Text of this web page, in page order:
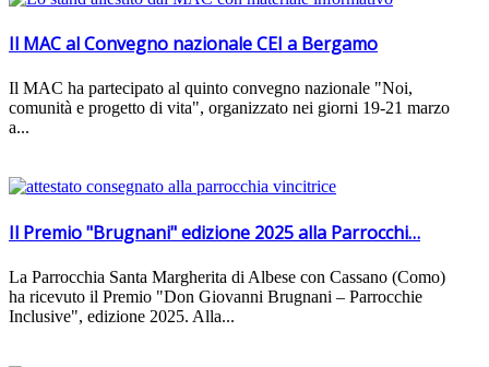
Il MAC al Convegno nazionale CEI a Bergamo
Il MAC ha partecipato al quinto convegno nazionale "Noi,
comunità e progetto di vita", organizzato nei giorni 19-21 marzo
a...
Il Premio "Brugnani" edizione 2025 alla Parrocchi…
La Parrocchia Santa Margherita di Albese con Cassano (Como)
ha ricevuto il Premio "Don Giovanni Brugnani – Parrocchie
Inclusive", edizione 2025. Alla...